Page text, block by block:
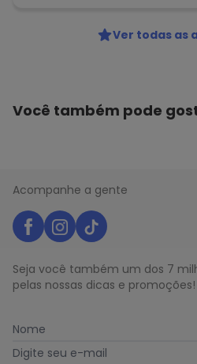
Ver todas as
Você também pode
Acompanhe a gente
Seja você também um dos 7
pelas nossas dicas e promoções!
Nome
Digite seu e-mail